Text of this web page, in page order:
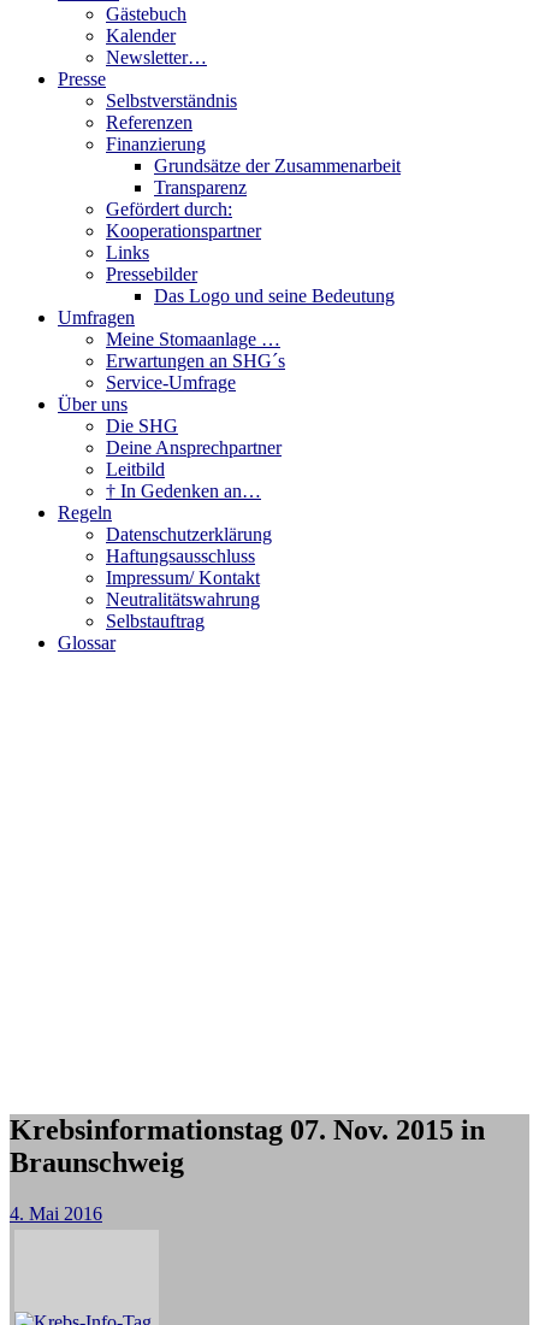
Gästebuch
Kalender
Newsletter…
Presse
Selbstverständnis
Referenzen
Finanzierung
Grundsätze der Zusammenarbeit
Transparenz
Gefördert durch:
Kooperationspartner
Links
Pressebilder
Das Logo und seine Bedeutung
Umfragen
Meine Stomaanlage …
Erwartungen an SHG´s
Service-Umfrage
Über uns
Die SHG
Deine Ansprechpartner
Leitbild
† In Gedenken an…
Regeln
Datenschutzerklärung
Haftungsausschluss
Impressum/ Kontakt
Neutralitätswahrung
Selbstauftrag
Glossar
Krebsinformationstag 07. Nov. 2015 in
Braunschweig
4. Mai 2016